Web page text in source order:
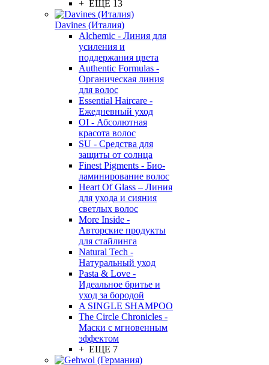
+ ЕЩЕ 13
Davines (Италия)
Alchemic - Линия для
усиления и
поддержания цвета
Authentic Formulas -
Органическая линия
для волос
Essential Haircare -
Eжедневный уход
OI - Абсолютная
красота волос
SU - Средства для
защиты от солнца
Finest Pigments - Био-
ламинирование волос
Heart Of Glass – Линия
для ухода и сияния
светлых волос
More Inside -
Авторские продукты
для стайлинга
Natural Tech -
Натуральный уход
Pasta & Love -
Идеальное бритье и
уход за бородой
A SINGLE SHAMPOO
The Circle Chronicles -
Маски с мгновенным
эффектом
+ ЕЩЕ 7